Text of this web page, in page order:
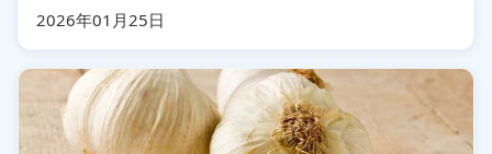
2026年01月25日